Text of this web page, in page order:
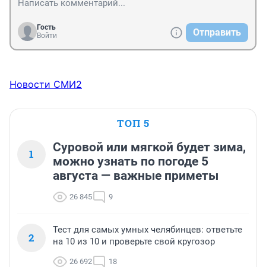
Гость
Войти
Отправить
Новости СМИ2
ТОП 5
1
Суровой или мягкой будет зима,
можно узнать по погоде 5
августа — важные приметы
26 845 9
2
Тест для самых умных челябинцев: ответьте
на 10 из 10 и проверьте свой кругозор
26 692 18